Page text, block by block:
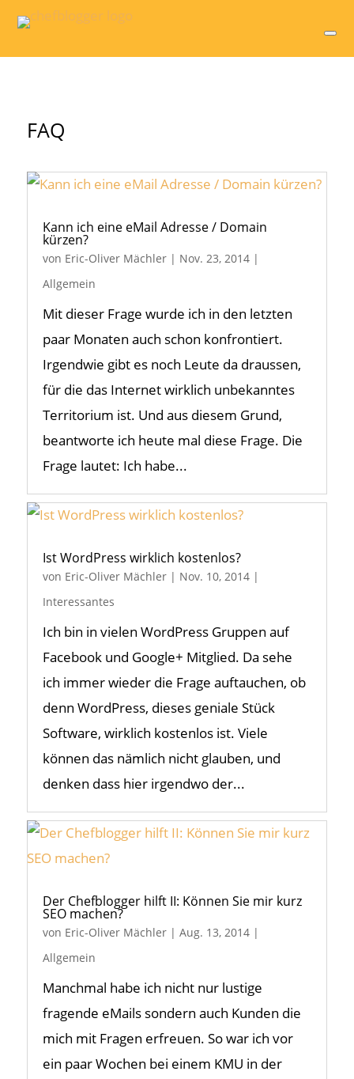
FAQ
Kann ich eine eMail Adresse / Domain
kürzen?
von Eric-Oliver Mächler| Nov. 23, 2014|
Allgemein
Mit dieser Frage wurde ich in den letzten
paar Monaten auch schon konfrontiert.
Irgendwie gibt es noch Leute da draussen,
für die das Internet wirklich unbekanntes
Territorium ist. Und aus diesem Grund,
beantworte ich heute mal diese Frage. Die
Frage lautet: Ich habe...
Ist WordPress wirklich kostenlos?
von Eric-Oliver Mächler| Nov. 10, 2014|
Interessantes
Ich bin in vielen WordPress Gruppen auf
Facebook und Google+ Mitglied. Da sehe
ich immer wieder die Frage auftauchen, ob
denn WordPress, dieses geniale Stück
Software, wirklich kostenlos ist. Viele
können das nämlich nicht glauben, und
denken dass hier irgendwo der...
Der Chefblogger hilft II: Können Sie mir kurz
SEO machen?
von Eric-Oliver Mächler| Aug. 13, 2014|
Allgemein
Manchmal habe ich nicht nur lustige
fragende eMails sondern auch Kunden die
mich mit Fragen erfreuen. So war ich vor
ein paar Wochen bei einem KMU in der